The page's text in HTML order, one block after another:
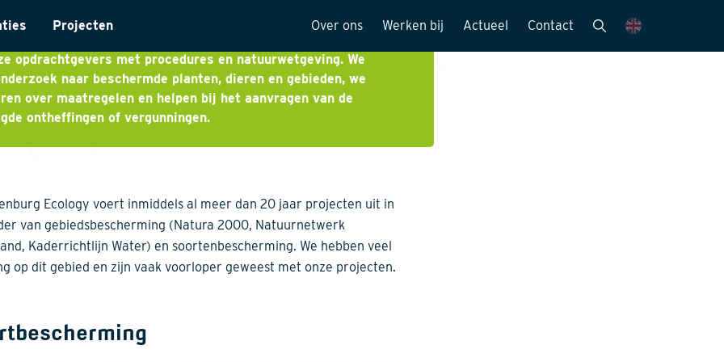
Projecten Over ons
Onze mensen
Visie
Werken bij Actueel Contact
ontwikkelingen moet je rekening houden met
opdrachtgevers met procedures en natuurwetgeving. We
naar beschermde planten, dieren en gebieden, we
over maatregelen en helpen bij het aanvragen van de
ontheffingen of vergunningen.
Ecology voert inmiddels al meer dan 20 jaar projecten uit in
van gebiedsbescherming (Natura 2000, Natuurnetwerk
Kaderrichtlijn Water) en soortenbescherming. We hebben veel
op dit gebied en zijn vaak voorloper geweest met onze projecten.